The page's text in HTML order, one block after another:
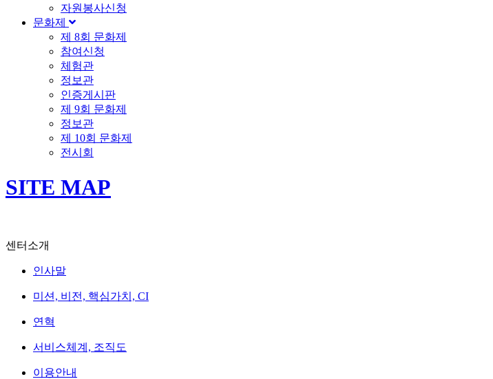
자원봉사신청
문화제
제 8회 문화제
참여신청
체험관
정보관
인증게시판
제 9회 문화제
정보관
제 10회 문화제
전시회
SITE MAP
센터소개
인사말
미션, 비전, 핵심가치, CI
연혁
서비스체계, 조직도
이용안내